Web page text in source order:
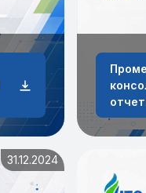
31.12.2024